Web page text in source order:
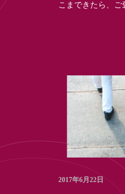
こまできたら、
2017年6月22日